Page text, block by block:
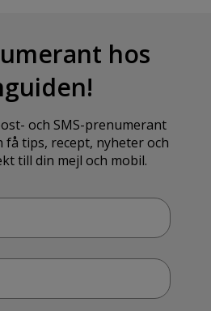
hos
och SMS-prenumerant
få tips, recept, nyheter och
till din mejl och mobil.